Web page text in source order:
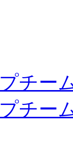
チー
チー